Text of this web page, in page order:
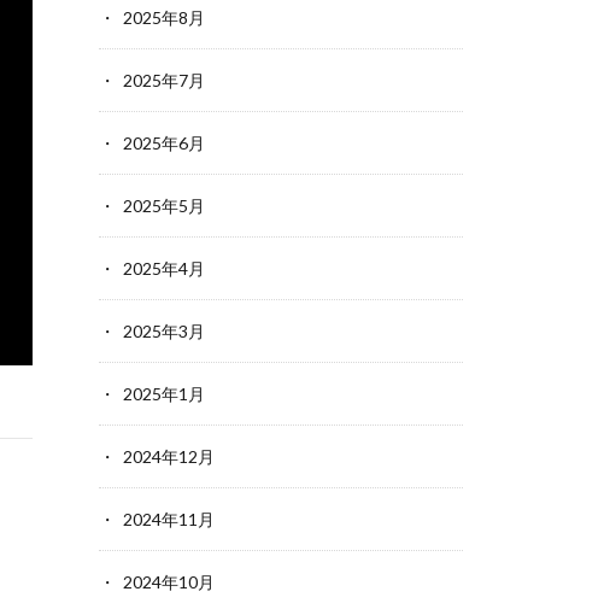
2025年8月
2025年7月
2025年6月
2025年5月
2025年4月
2025年3月
2025年1月
2024年12月
2024年11月
2024年10月